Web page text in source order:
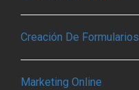
Creación De Formularios
Marketing Online